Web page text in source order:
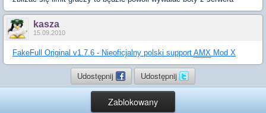
kasza
15.09.2010
FakeFull Original v1.7.6 - Nieoficjalny polski support AMX Mod X
Udostępnij Udostępnij
Zablokowany